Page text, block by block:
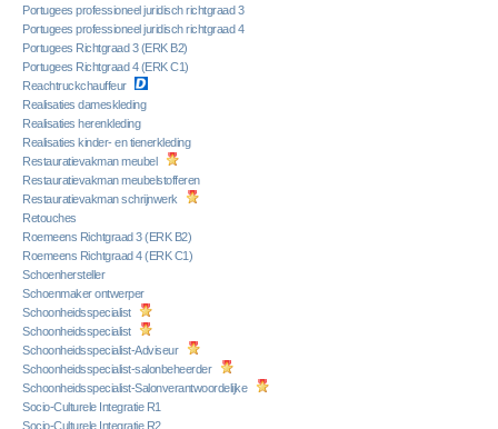
Portugees professioneel juridisch richtgraad 3
Portugees professioneel juridisch richtgraad 4
Portugees Richtgraad 3 (ERK B2)
Portugees Richtgraad 4 (ERK C1)
Reachtruckchauffeur
Realisaties dameskleding
Realisaties herenkleding
Realisaties kinder- en tienerkleding
Restauratievakman meubel
Restauratievakman meubelstofferen
Restauratievakman schrijnwerk
Retouches
Roemeens Richtgraad 3 (ERK B2)
Roemeens Richtgraad 4 (ERK C1)
Schoenhersteller
Schoenmaker ontwerper
Schoonheidsspecialist
Schoonheidsspecialist
Schoonheidsspecialist-Adviseur
Schoonheidsspecialist-salonbeheerder
Schoonheidsspecialist-Salonverantwoordelijke
Socio-Culturele Integratie R1
Socio-Culturele Integratie R2